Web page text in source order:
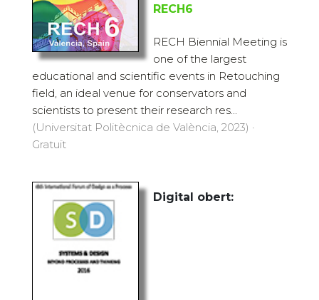
RECH6
RECH Biennial Meeting is
one of the largest
educational and scientific events in Retouching
field, an ideal venue for conservators and
scientists to present their research res...
(Universitat Politècnica de València, 2023) ·
Gratuït
Digital obert: